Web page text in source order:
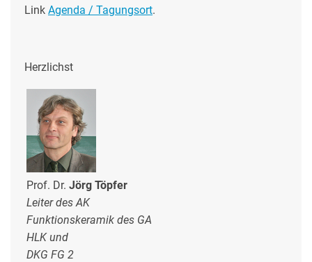
Link Agenda / Tagungsort.
Herzlichst
Prof. Dr. Jörg Töpfer
Leiter des AK
Funktionskeramik des GA
HLK und
DKG FG 2